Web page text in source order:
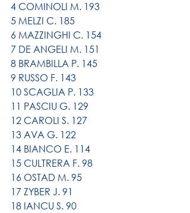
4 COMINOLI M. 193
5 MELZI C. 185
6 MAZZINGHI C. 154
7 DE ANGELI M. 151
8 BRAMBILLA P. 145
9 RUSSO F. 143
10 SCAGLIA P. 133
11 PASCIU G. 129
12 CAROLI S. 127
13 AVA G. 122
14 BIANCO E. 114
15 CULTRERA F. 98
16 OSTAD M. 95
17 ZYBER J. 91
18 IANCU S. 90